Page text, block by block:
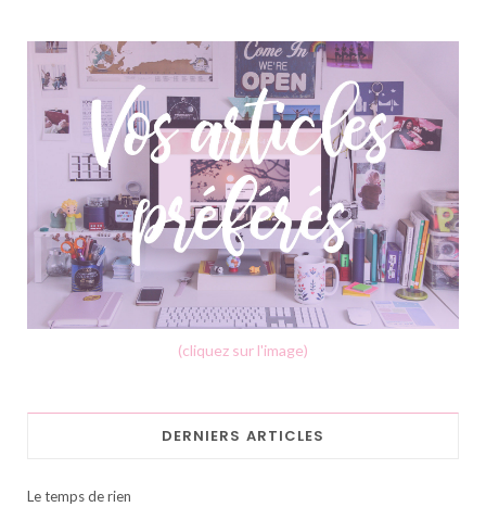
(cliquez sur l'image)
DERNIERS ARTICLES
Le temps de rien